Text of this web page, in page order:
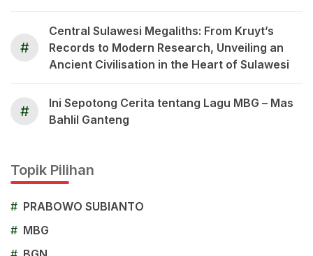
#
Central Sulawesi Megaliths: From Kruyt’s
Records to Modern Research, Unveiling an
Ancient Civilisation in the Heart of Sulawesi
#
Ini Sepotong Cerita tentang Lagu MBG – Mas
Bahlil Ganteng
Topik Pilihan
# PRABOWO SUBIANTO
# MBG